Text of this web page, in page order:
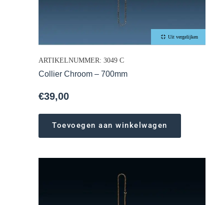
Uit vergelijken
ARTIKELNUMMER: 3049 C
Collier Chroom – 700mm
€39,00
Toevoegen aan winkelwagen